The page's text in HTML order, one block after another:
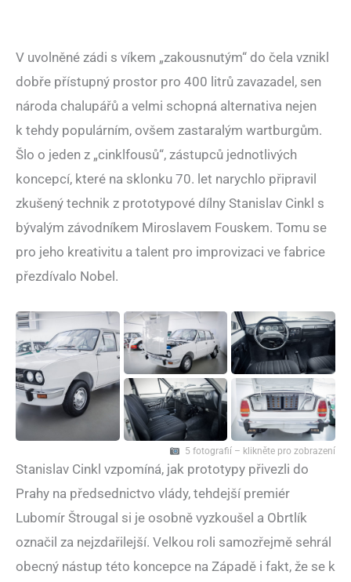
V uvolněné zádi s víkem „zakousnutým“ do čela vznikl
dobře přístupný prostor pro 400 litrů zavazadel, sen
národa chalupářů a velmi schopná alternativa nejen
k tehdy populárním, ovšem zastaralým wartburgům.
Šlo o jeden z „cinklfousů“, zástupců jednotlivých
koncepcí, které na sklonku 70. let narychlo připravil
zkušený technik z prototypové dílny Stanislav Cinkl s
bývalým závodníkem Miroslavem Fouskem. Tomu se
pro jeho kreativitu a talent pro improvizaci ve fabrice
přezdívalo Nobel.
5 fotografií – klikněte pro zobrazení
Stanislav Cinkl vzpomíná, jak prototypy přivezli do
Prahy na předsednictvo vlády, tehdejší premiér
Lubomír Štrougal si je osobně vyzkoušel a Obrtlík
označil za nejzdařilejší. Velkou roli samozřejmě sehrál
obecný nástup této koncepce na Západě i fakt, že se k